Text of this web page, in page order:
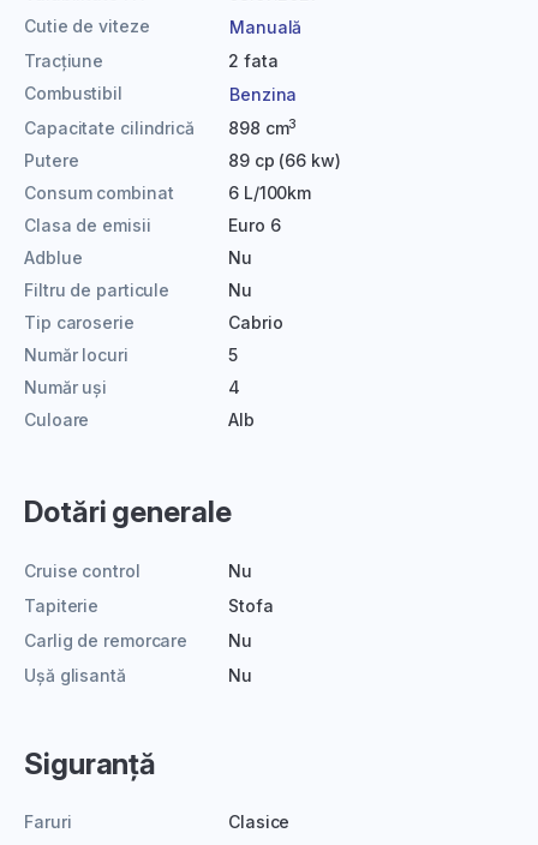
Cutie de viteze
Manuală
Tracțiune
2 fata
Combustibil
Benzina
Capacitate cilindrică
898 cm3
Putere
89 cp (66 kw)
Consum combinat
6 L/100km
Clasa de emisii
Euro 6
Adblue
Nu
Filtru de particule
Nu
Tip caroserie
Cabrio
Număr locuri
5
Număr uși
4
Culoare
Alb
Dotări generale
Cruise control
Nu
Tapiterie
Stofa
Carlig de remorcare
Nu
Ușă glisantă
Nu
Siguranță
Faruri Clasice